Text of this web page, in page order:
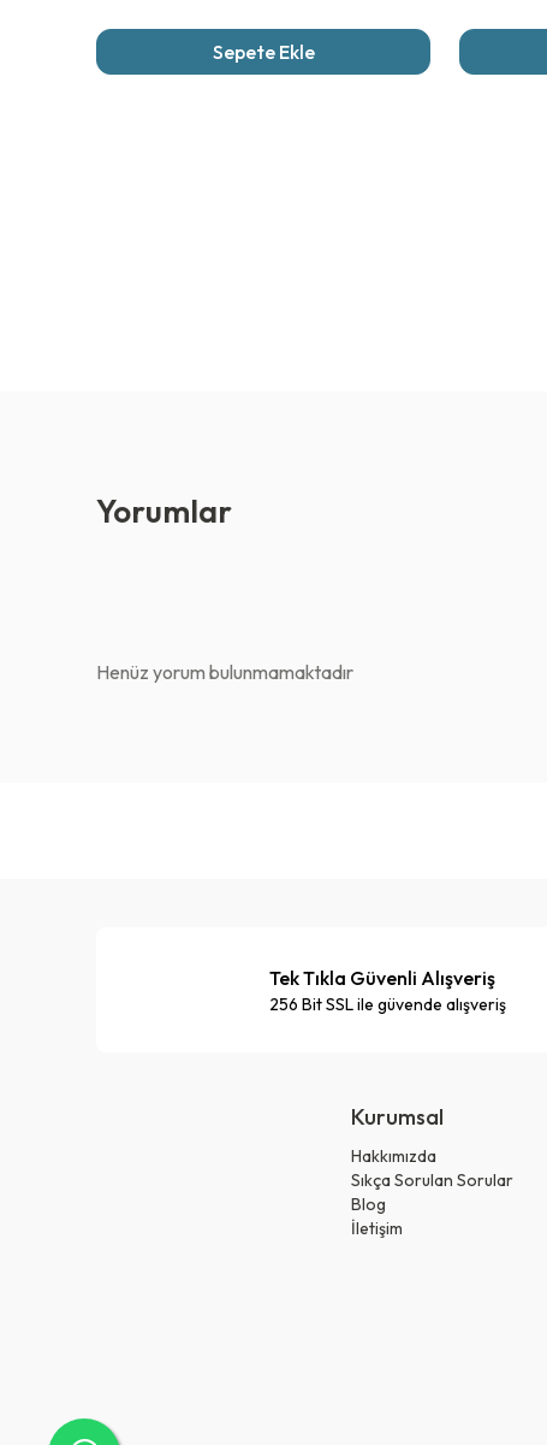
Sepete Ekle
Son
Yorumlar
Henüz yorum bulunmamaktadır
Tek Tıkla Güvenli Alışveriş
256 Bit SSL ile güvende alışveriş
Kurumsal
Hakkımızda
Sıkça Sorulan Sorular
Blog
İletişim